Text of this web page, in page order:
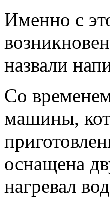
Именно с
назвали
Со
машины,
оснащена
нагревал